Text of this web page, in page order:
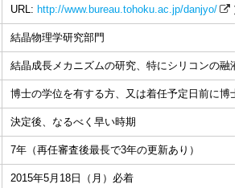
URL: http://www.bureau.tohoku.ac.jp/danjyo/ ）
結晶物理学研究部門
結晶成長メカニズムの研究、特にシリコンの融液
博士の学位を有する方、又は着任予定日前に博士
決定後、なるべく早い時期
7年（再任審査後最長で3年の更新あり）
2015年5月18日（月）必着